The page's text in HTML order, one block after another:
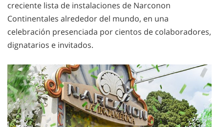
creciente lista de instalaciones de Narconon
Continentales alrededor del mundo, en una
celebración presenciada por cientos de colaboradores,
dignatarios e invitados.